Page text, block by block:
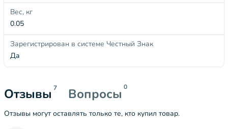
Вес, кг
0.05
Зарегистрирован в системе Честный Знак
Да
Отзывы 7 Вопросы 0
Отзывы могут оставлять только те, кто купил товар.